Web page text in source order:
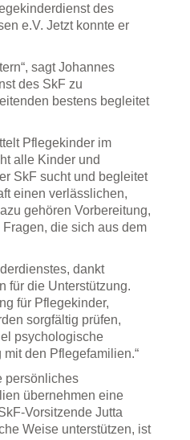
des
e.V. Jetzt konnte er
sagt Johannes
des SkF zu
bestens begleitet
Pflegekinder im
alle Kinder und
SkF sucht und begleitet
einen verlässlichen,
gehören Vorbereitung,
die sich aus dem
dankt
für die Unterstützung.
für Pflegekinder,
sorgfältig prüfen,
psychologische
den Pflegefamilien.“
persönliches
übernehmen eine
Vorsitzende Jutta
Weise unterstützen, ist